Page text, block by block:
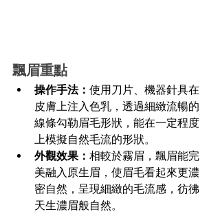
飄眉重點
操作手法： 使用刀片、機器針具在
皮膚上注入色乳，透過細緻流暢的
線條勾勒眉毛形狀，能在一定程度
上模擬自然毛流的形狀。
外觀效果： 相較於霧眉，飄眉能完
美融入原生眉，使眉毛看起來更濃
密自然，呈現細緻的毛流感，彷彿
天生濃眉般自然。